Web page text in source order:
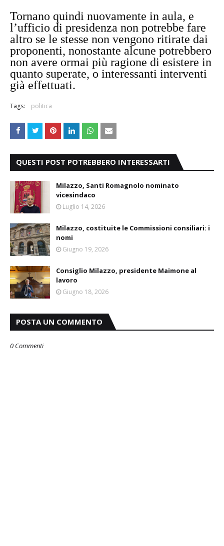
Tornano quindi nuovamente in aula, e
l’ufficio di presidenza non potrebbe fare
altro se le stesse non vengono ritirate dai
proponenti, nonostante alcune potrebbero
non avere ormai più ragione di esistere in
quanto superate, o interessanti interventi
già effettuati.
Tags: politica
QUESTI POST POTREBBERO INTERESSARTI
Milazzo, Santi Romagnolo nominato
vicesindaco
Luglio 14, 2026
Milazzo, costituite le Commissioni consiliari: i
nomi
Giugno 19, 2026
Consiglio Milazzo, presidente Maimone al
lavoro
Giugno 18, 2026
POSTA UN COMMENTO
0 Commenti